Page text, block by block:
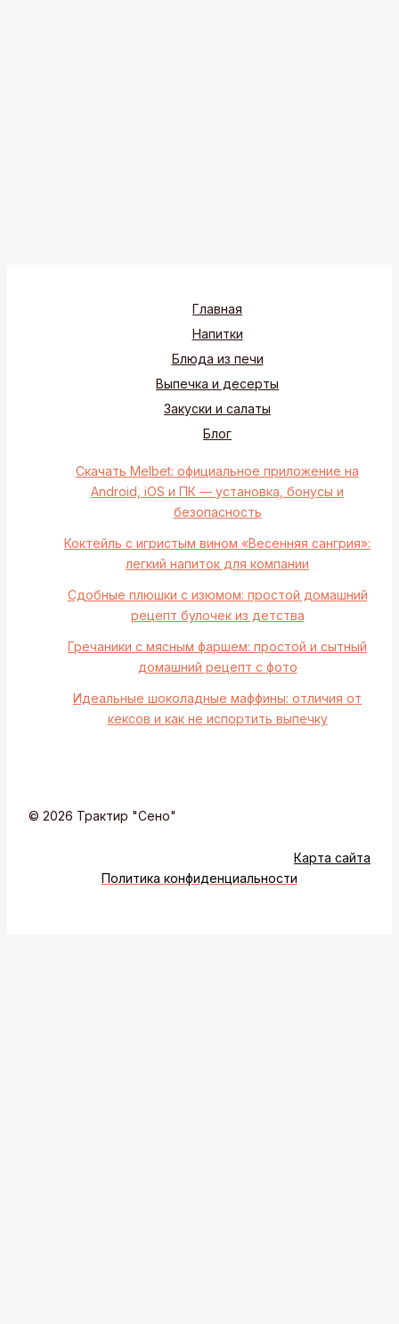
Главная
Напитки
Блюда из печи
Выпечка и десерты
Закуски и салаты
Блог
Скачать Melbet: официальное приложение на
Android, iOS и ПК — установка, бонусы и
безопасность
Коктейль с игристым вином «Весенняя сангрия»:
легкий напиток для компании
Сдобные плюшки с изюмом: простой домашний
рецепт булочек из детства
Гречаники с мясным фаршем: простой и сытный
домашний рецепт с фото
Идеальные шоколадные маффины: отличия от
кексов и как не испортить выпечку
© 2026 Трактир "Сено"
Карта сайта
Политика конфиденциальности